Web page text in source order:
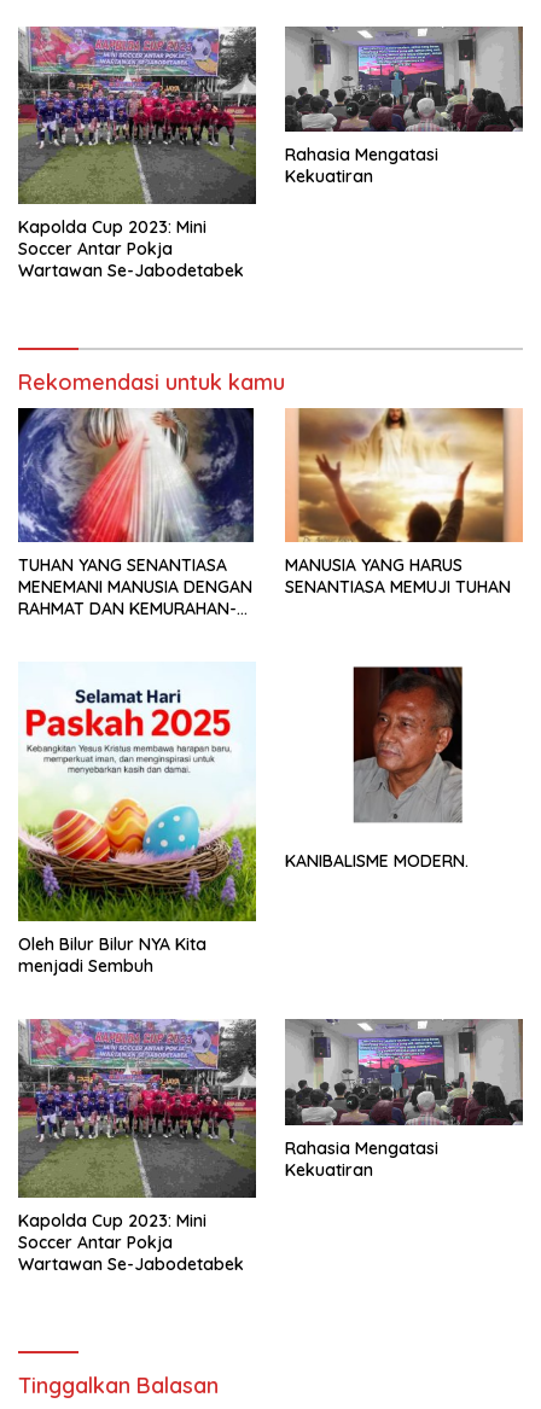
Kapolda Cup 2023: Mini
Soccer Antar Pokja
Wartawan Se-Jabodetabek
Rahasia Mengatasi
Kekuatiran
Rekomendasi untuk kamu
TUHAN YANG SENANTIASA
MENEMANI MANUSIA DENGAN
RAHMAT DAN KEMURAHAN-
MANUSIA YANG HARUS
SENANTIASA MEMUJI TUHAN
Oleh Bilur Bilur NYA Kita
menjadi Sembuh
KANIBALISME MODERN.
Kapolda Cup 2023: Mini
Soccer Antar Pokja
Wartawan Se-Jabodetabek
Rahasia Mengatasi
Kekuatiran
Tinggalkan Balasan